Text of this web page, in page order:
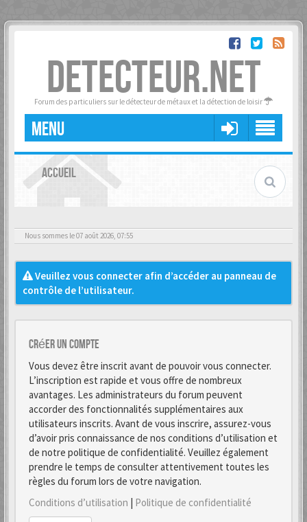
DETECTEUR.NET
Forum des particuliers sur le détecteur de métaux et la détection de loisir
MENU
ACCUEIL
Nous sommes le 07 août 2026, 07:55
Veuillez vous connecter afin d’accéder au panneau de
contrôle de l’utilisateur.
Créer un Compte
Vous devez être inscrit avant de pouvoir vous connecter.
L’inscription est rapide et vous offre de nombreux
avantages. Les administrateurs du forum peuvent
accorder des fonctionnalités supplémentaires aux
utilisateurs inscrits. Avant de vous inscrire, assurez-vous
d’avoir pris connaissance de nos conditions d’utilisation et
de notre politique de confidentialité. Veuillez également
prendre le temps de consulter attentivement toutes les
règles du forum lors de votre navigation.
Conditions d’utilisation | Politique de confidentialité